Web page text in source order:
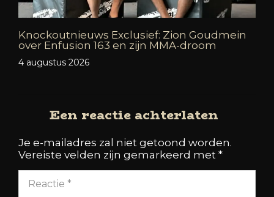
Knockoutnieuws Exclusief: Zion Goudmein
over Enfusion 163 en zijn MMA-droom
4 augustus 2026
Een reactie achterlaten
Je e-mailadres zal niet getoond worden.
Vereiste velden zijn gemarkeerd met *